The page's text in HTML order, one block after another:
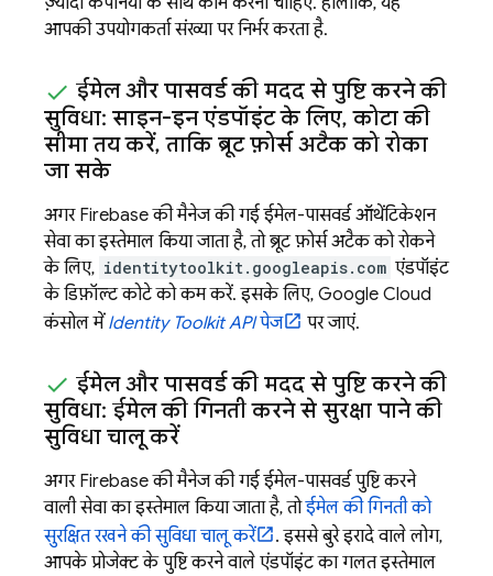
आपकी उपयोगकर्ता संख्या पर निर्भर करता है.
ईमेल और पासवर्ड की मदद से पुष्टि करने की
सुविधा: साइन-इन एंडपॉइंट के लिए, कोटा की
सीमा तय करें, ताकि ब्रूट फ़ोर्स अटैक को रोका
जा सके
अगर Firebase की मैनेज की गई ईमेल-पासवर्ड ऑथेंटिकेशन
सेवा का इस्तेमाल किया जाता है, तो ब्रूट फ़ोर्स अटैक को रोकने
के लिए, identitytoolkit.googleapis.com एंडपॉइंट
के डिफ़ॉल्ट कोटे को कम करें. इसके लिए, Google Cloud
कंसोल मेंIdentity Toolkit APIपेज पर जाएं.
ईमेल और पासवर्ड की मदद से पुष्टि करने की
सुविधा: ईमेल की गिनती करने से सुरक्षा पाने की
सुविधा चालू करें
अगर Firebase की मैनेज की गई ईमेल-पासवर्ड पुष्टि करने
वाली सेवा का इस्तेमाल किया जाता है, तोईमेल की गिनती को
सुरक्षित रखने की सुविधा चालू करें
. इससे बुरे इरादे वाले लोग,
आपके प्रोजेक्ट के पुष्टि करने वाले एंडपॉइंट का गलत इस्तेमाल